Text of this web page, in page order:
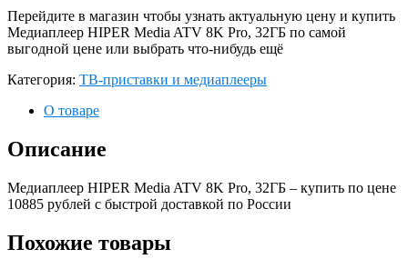
Перейдите в магазин чтобы узнать актуальную цену и купить
Медиаплеер HIPER Media ATV 8K Pro, 32ГБ по самой
выгодной цене или выбрать что-нибудь ещё
Категория: ТВ-приставки и медиаплееры
О товаре
Описание
Медиаплеер HIPER Media ATV 8K Pro, 32ГБ – купить по цене
10885 рублей с быстрой доставкой по России
Похожие товары